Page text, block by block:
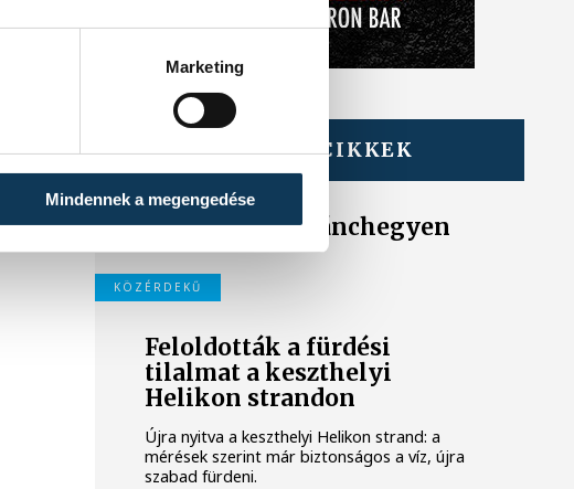
Marketing
Mindennek a megengedése
TOVÁBBI CIKKEK
Tűz van a Csobánchegyen
KÖZÉRDEKŰ
Feloldották a fürdési
tilalmat a keszthelyi
Helikon strandon
Újra nyitva a keszthelyi Helikon strand: a
mérések szerint már biztonságos a víz, újra
szabad fürdeni.